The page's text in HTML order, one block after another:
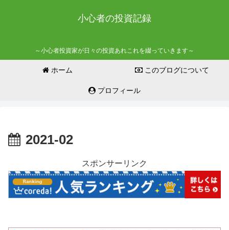
小心者の投資記録
～小心者投資家が日々の投資あれこれを綴っていきます～
ホーム このブログについて
プロフィール
2021-02
スポンサーリンク